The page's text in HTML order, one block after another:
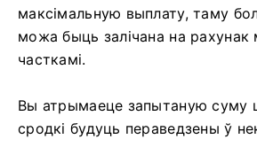
максімальную выплату, таму
можа быць залічана на рахунак
часткамі.
Вы атрымаеце запытаную суму
сродкі будуць пераведзены ў